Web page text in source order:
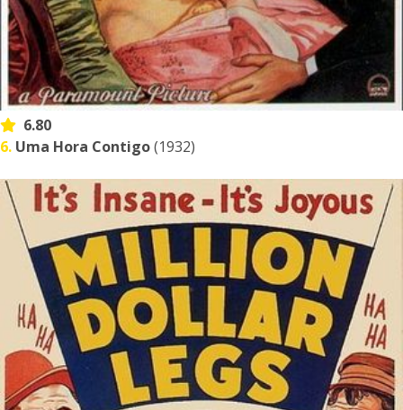
6.80
6. Uma Hora Contigo(1932)